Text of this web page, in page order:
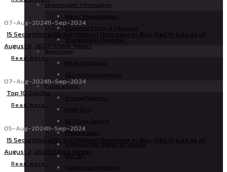
Shareholder Information
Major Shareholders
Dividend Policy & Payment
Shareholder Meetings
Newsroom
News Clippings
SET Announcements
Publications
Annual Reports
Form 56-1
56-1 One Report
Presentation
Subscription Rights of Shares
GEL-W5
Traditional Holidays
07-Aug-202411-Sep-2024
15 Securities with the Highest Decrease in Buy-Sell Prices as of
August 6, 2024 (Stock News)
Read more...
07-Aug-202411-Sep-2024
Top 10 Stocks
Read more...
05-Aug-202411-Sep-2024
15 Securities with the Highest Decrease in Buy-Sell Prices as of
August 2, 2024 (Stock News)
Read more...